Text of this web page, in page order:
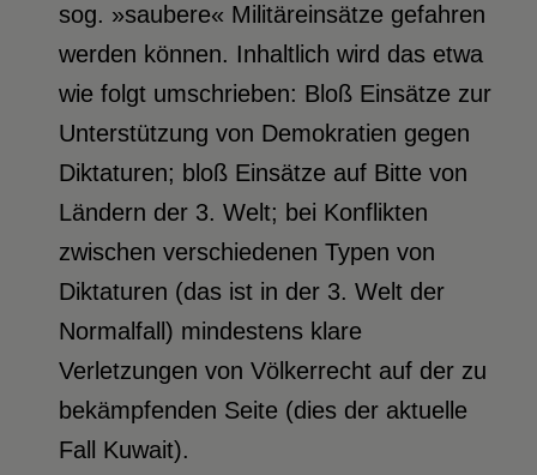
sog. »saubere« Militäreinsätze gefahren
werden können. Inhaltlich wird das etwa
wie folgt umschrieben: Bloß Einsätze zur
Unterstützung von Demokratien gegen
Diktaturen; bloß Einsätze auf Bitte von
Ländern der 3. Welt; bei Konflikten
zwischen verschiedenen Typen von
Diktaturen (das ist in der 3. Welt der
Normalfall) mindestens klare
Verletzungen von Völkerrecht auf der zu
bekämpfenden Seite (dies der aktuelle
Fall Kuwait).